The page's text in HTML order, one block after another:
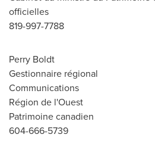
officielles
819-997-7788
Perry Boldt
Gestionnaire régional
Communications
Région de l'Ouest
Patrimoine canadien
604-666-5739